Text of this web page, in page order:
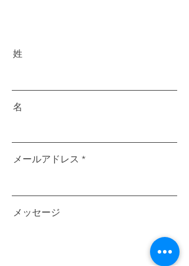
姓
名
メールアドレス
メッセージ